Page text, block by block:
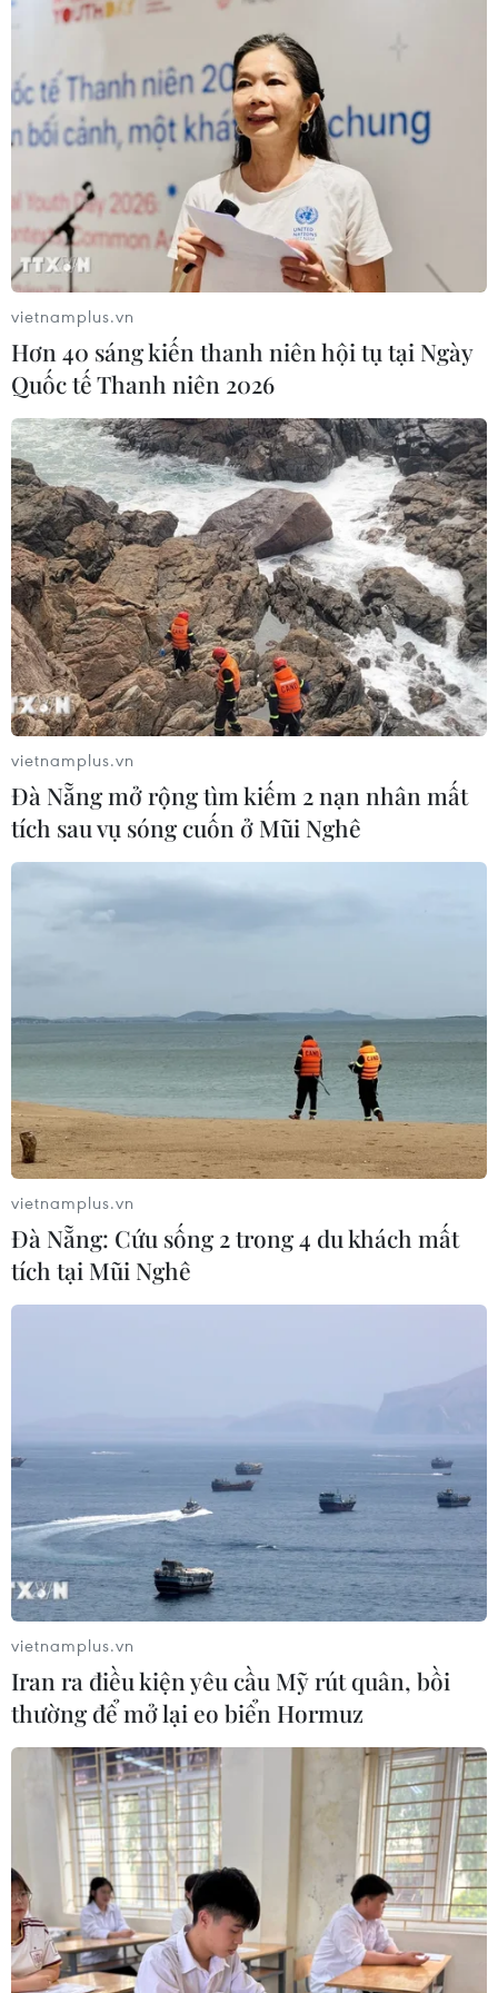
TIN CÙNG CHUYÊN MỤC
Sơn La: Bắt hai đối tượng mua bán
ma túy, thu giữ hơn 3.500 viên hồng
phiến
vietnamplus.vn
Hơn 40 sáng kiến thanh niên hội tụ tại Ngày
Quốc tế Thanh niên 2026
vietnamplus.vn
Đà Nẵng mở rộng tìm kiếm 2 nạn nhân mất
tích sau vụ sóng cuốn ở Mũi Nghê
vietnamplus.vn
Đà Nẵng: Cứu sống 2 trong 4 du khách mất
tích tại Mũi Nghê
vietnamplus.vn
Iran ra điều kiện yêu cầu Mỹ rút quân, bồi
thường để mở lại eo biển Hormuz